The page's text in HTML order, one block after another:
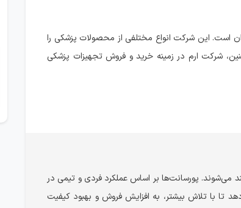
است. این شرکت انواع مختلفی از محصولات پزشکی را
شرکت ارم در زمینه خرید و فروش تجهیزات پزشکی
می‌شوند. پورسانت‌ها بر اساس عملکرد فردی و تیمی در
با تلاش بیشتر، به افزایش فروش و بهبود کیفیت